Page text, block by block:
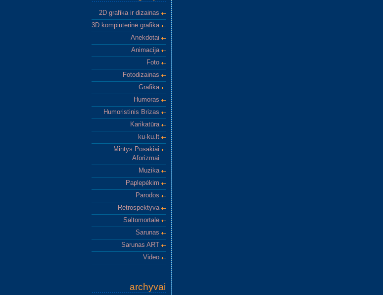
2D grafika ir dizainas
3D kompiuterinė grafika
Anekdotai
Animacija
Foto
Fotodizainas
Grafika
Humoras
Humoristinis Brizas
Karikatūra
ku-ku.lt
Mintys Posakiai
Aforizmai
Muzika
Paplepėkim
Parodos
Retrospektyva
Saltomortale
Sarunas
Sarunas ART
Video
archyvai